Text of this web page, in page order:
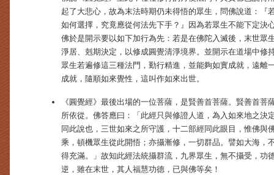
起了大悲心，故為末法時期仍未得悟的眾生，問佛說道：『
如何選擇，究竟應從何法先下手？』因為若眾生不能下定決
佛於是開示要以如下加行為先：若是在佛陀入滅後，末世眾
淨居、剋期決定，以修成圓覺清淨境界。並開示在道場中修
眾生若遍修這三種法門，勤行精進，並能夠如實成就，遠離
成就，隨順如來覺性，這叫作如來出世。
《圓覺經》最後出場的一位菩薩，是賢善首菩薩。賢善首
所依從。佛答應曰：「此經只與修證人道，為入如來地之決
同此說也，三世如來之所守護，十二部經同此眼目，惟佛與
乘，頓機眾生從此開悟；亦攝漸修，一切群品。譬如大海，
得充滿。」故知此經法統攝群流，九界眾生，無不攝受，功
逆，雖在末世，其人福慧功德，已與佛等矣！